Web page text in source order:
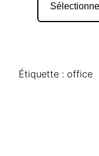
Étiquette : office